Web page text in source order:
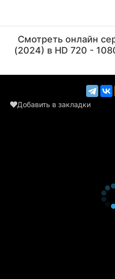
(играет саму себ...)
Смотреть онлайн
(2024) в HD 720 -
Добавить в закладки